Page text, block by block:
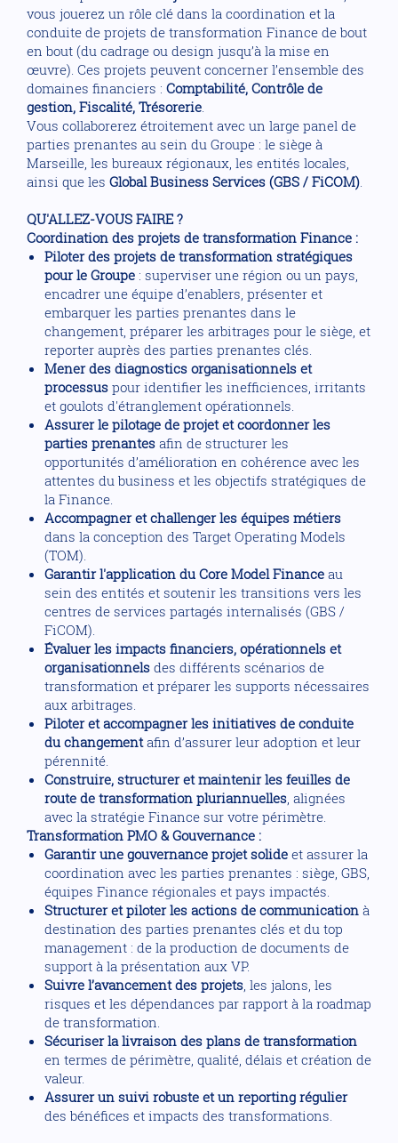
vous jouerez un rôle clé dans la coordination et la
conduite de projets de transformation Finance de bout
en bout (du cadrage ou design jusqu’à la mise en
œuvre). Ces projets peuvent concerner l’ensemble des
domaines financiers : Comptabilité, Contrôle de
gestion, Fiscalité, Trésorerie.
Vous collaborerez étroitement avec un large panel de
parties prenantes au sein du Groupe : le siège à
Marseille, les bureaux régionaux, les entités locales,
ainsi que les Global Business Services (GBS / FiCOM).
QU'ALLEZ-VOUS FAIRE ?
Coordination des projets de transformation Finance :
Piloter des projets de transformation stratégiques
pour le Groupe : superviser une région ou un pays,
encadrer une équipe d’enablers, présenter et
embarquer les parties prenantes dans le
changement, préparer les arbitrages pour le siège, et
reporter auprès des parties prenantes clés.
Mener des diagnostics organisationnels et
processus pour identifier les inefficiences, irritants
et goulots d'étranglement opérationnels.
Assurer le pilotage de projet et coordonner les
parties prenantes afin de structurer les
opportunités d’amélioration en cohérence avec les
attentes du business et les objectifs stratégiques de
la Finance.
Accompagner et challenger les équipes métiers
dans la conception des Target Operating Models
(TOM).
Garantir l'application du Core Model Finance au
sein des entités et soutenir les transitions vers les
centres de services partagés internalisés (GBS /
FiCOM).
Évaluer les impacts financiers, opérationnels et
organisationnels des différents scénarios de
transformation et préparer les supports nécessaires
aux arbitrages.
Piloter et accompagner les initiatives de conduite
du changementafin d’assurer leur adoption et leur
pérennité.
Construire, structurer et maintenir les feuilles de
route de transformation pluriannuelles, alignées
avec la stratégie Finance sur votre périmètre.
Transformation PMO & Gouvernance :
Garantir une gouvernance projet solide et assurer la
coordination avec les parties prenantes : siège, GBS,
équipes Finance régionales et pays impactés.
Structurer et piloter les actions de communication à
destination des parties prenantes clés et du top
management : de la production de documents de
support à la présentation aux VP.
Suivre l’avancement des projets, les jalons, les
risques et les dépendances par rapport à la roadmap
de transformation.
Sécuriser la livraison des plans de transformation
en termes de périmètre, qualité, délais et création de
valeur.
Assurer un suivi robuste et un reporting régulier
des bénéfices et impacts des transformations.